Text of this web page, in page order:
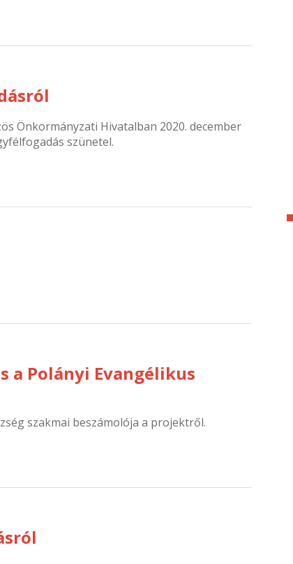
Önkormányzati Hivatalban 2020. december
szünetel.
a Polányi Evangélikus
szakmai beszámolója a projektről.